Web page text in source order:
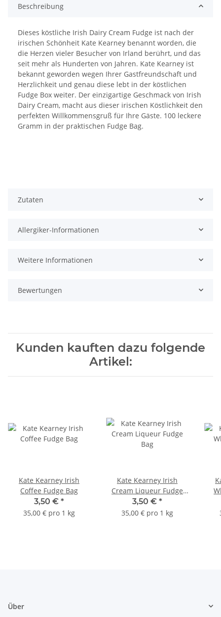
Beschreibung
Dieses köstliche Irish Dairy Cream Fudge ist nach der
irischen Schönheit Kate Kearney benannt worden, die
die Herzen vieler Besucher von Irland berührt, und das
seit mehr als Hunderten von Jahren. Kate Kearney ist
bekannt geworden wegen Ihrer Gastfreundschaft und
Herzlichkeit und genau diese lebt in der köstlichen
Fudge Box weiter. Der einzigartige Geschmack von Irish
Dairy Cream, macht aus dieser irischen Köstlichkeit den
perfekten Willkommensgruß für Ihre Gäste. 100 leckere
Gramm in der praktischen Fudge Bag.
Zutaten
Allergiker-Informationen
Weitere Informationen
Bewertungen
Kunden kauften dazu folgende
Artikel:
Kate Kearney Irish
Coffee Fudge Bag
3,50 € *
35,00 € pro 1 kg
Kate Kearney Irish
Cream Liqueur Fudge
Bag
3,50 € *
35,00 € pro 1 kg
Über